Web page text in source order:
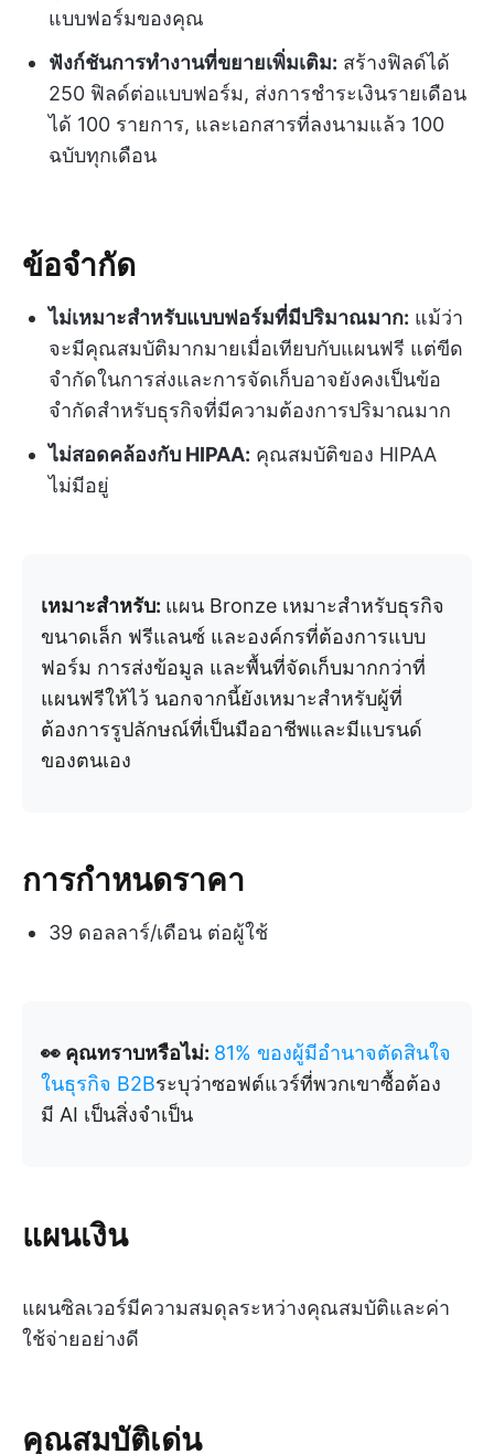
แบบฟอร์มของคุณ
ฟังก์ชันการทำงานที่ขยายเพิ่มเติม: สร้างฟิลด์ได้
250 ฟิลด์ต่อแบบฟอร์ม, ส่งการชำระเงินรายเดือน
ได้ 100 รายการ, และเอกสารที่ลงนามแล้ว 100
ฉบับทุกเดือน
ข้อจำกัด
ไม่เหมาะสำหรับแบบฟอร์มที่มีปริมาณมาก: แม้ว่า
จะมีคุณสมบัติมากมายเมื่อเทียบกับแผนฟรี แต่ขีด
จำกัดในการส่งและการจัดเก็บอาจยังคงเป็นข้อ
จำกัดสำหรับธุรกิจที่มีความต้องการปริมาณมาก
ไม่สอดคล้องกับ HIPAA: คุณสมบัติของ HIPAA
ไม่มีอยู่
เหมาะสำหรับ: แผน Bronze เหมาะสำหรับธุรกิจ
ขนาดเล็ก ฟรีแลนซ์ และองค์กรที่ต้องการแบบ
ฟอร์ม การส่งข้อมูล และพื้นที่จัดเก็บมากกว่าที่
แผนฟรีให้ไว้ นอกจากนี้ยังเหมาะสำหรับผู้ที่
ต้องการรูปลักษณ์ที่เป็นมืออาชีพและมีแบรนด์
ของตนเอง
การกำหนดราคา
39 ดอลลาร์/เดือน ต่อผู้ใช้
👀 คุณทราบหรือไม่: 81% ของผู้มีอำนาจตัดสินใจ
ในธุรกิจ B2Bระบุว่าซอฟต์แวร์ที่พวกเขาซื้อต้อง
มี AI เป็นสิ่งจำเป็น
แผนเงิน
แผนซิลเวอร์มีความสมดุลระหว่างคุณสมบัติและค่า
ใช้จ่ายอย่างดี
คุณสมบัติเด่น